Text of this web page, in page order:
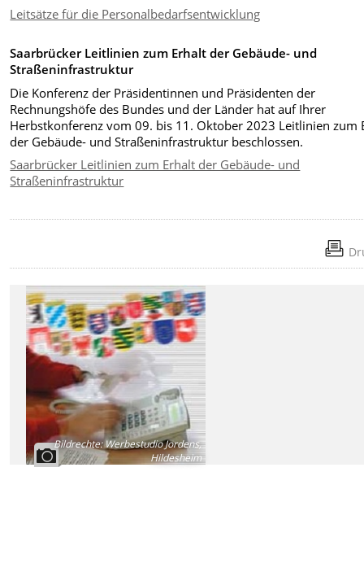
Leitsätze für die Personalbedarfsentwicklung
Saarbrücker Leitlinien zum Erhalt der Gebäude- und
Straßeninfrastruktur
Die Konferenz der Präsidentinnen und Präsidenten der
Rechnungshöfe des Bundes und der Länder hat auf Ihrer
Herbstkonferenz vom 09. bis 11. Oktober 2023 Leitlinien zum
der Gebäude- und Straßeninfrastruktur beschlossen.
Saarbrücker Leitlinien zum Erhalt der Gebäude- und
Straßeninfrastruktur
Bildrechte:Werbestudio Jordens,
Hildesheim